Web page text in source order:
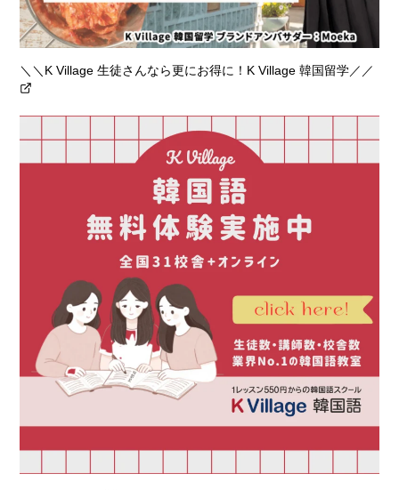
＼＼K Village 生徒さんなら更にお得に！K Village 韓国留学／／